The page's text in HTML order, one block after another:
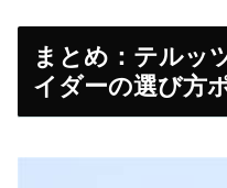
まとめ：テルッ
イダーの選び方